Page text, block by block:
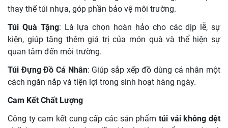
thay thế túi nhựa, góp phần bảo vệ môi trường.
Túi Quà Tặng: Là lựa chọn hoàn hảo cho các dịp lễ, sự
kiện, giúp tăng thêm giá trị của món quà và thể hiện sự
quan tâm đến môi trường.
Túi Đựng Đồ Cá Nhân: Giúp sắp xếp đồ dùng cá nhân một
cách ngăn nắp và tiện lợi trong sinh hoạt hàng ngày.
Cam Kết Chất Lượng
Công ty cam kết cung cấp các sản phẩm túi vải không dệt